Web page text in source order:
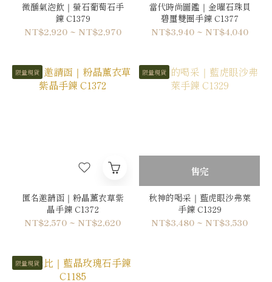
微醺氣泡飲｜螢石葡萄石手
鍊 C1379
NT$2,920 ~ NT$2,970
當代時尚圖鑑｜金曜石珠貝
碧璽雙圈手鍊 C1377
NT$3,940 ~ NT$4,040
限量現貨
匿名邀請函｜粉晶薰衣草紫
晶手鍊 C1372
NT$2,570 ~ NT$2,620
限量現貨
售完
秋神的喝采｜藍虎眼沙弗萊
手鍊 C1329
NT$3,480 ~ NT$3,530
限量現貨